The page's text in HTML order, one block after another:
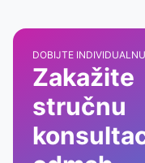
DOBIJTE
Zakažite
stručnu